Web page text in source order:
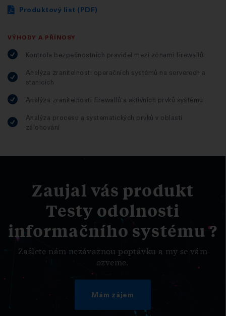
Produktový list (PDF)
VÝHODY A PŘÍNOSY
Kontrola bezpečnostních pravidel mezi zónami firewallů
Analýza zranitelnosti operačních systémů na serverech a
stanicích
Analýza zranitelnosti firewallů a aktivních prvků systému
Analýza procesu a systematických prvků v oblasti
zálohování
Zaujal vás produkt
Testy odolnosti
informačního systému ?
Zašlete nám nezávaznou poptávku a my se vám
ozveme.
Mám zájem